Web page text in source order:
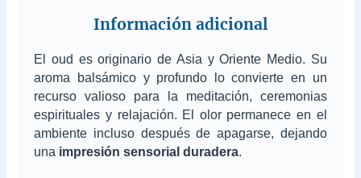
Información adicional
El oud es originario de Asia y Oriente Medio. Su
aroma balsámico y profundo lo convierte en un
recurso valioso para la meditación, ceremonias
espirituales y relajación. El olor permanece en el
ambiente incluso después de apagarse, dejando
una impresión sensorial duradera.